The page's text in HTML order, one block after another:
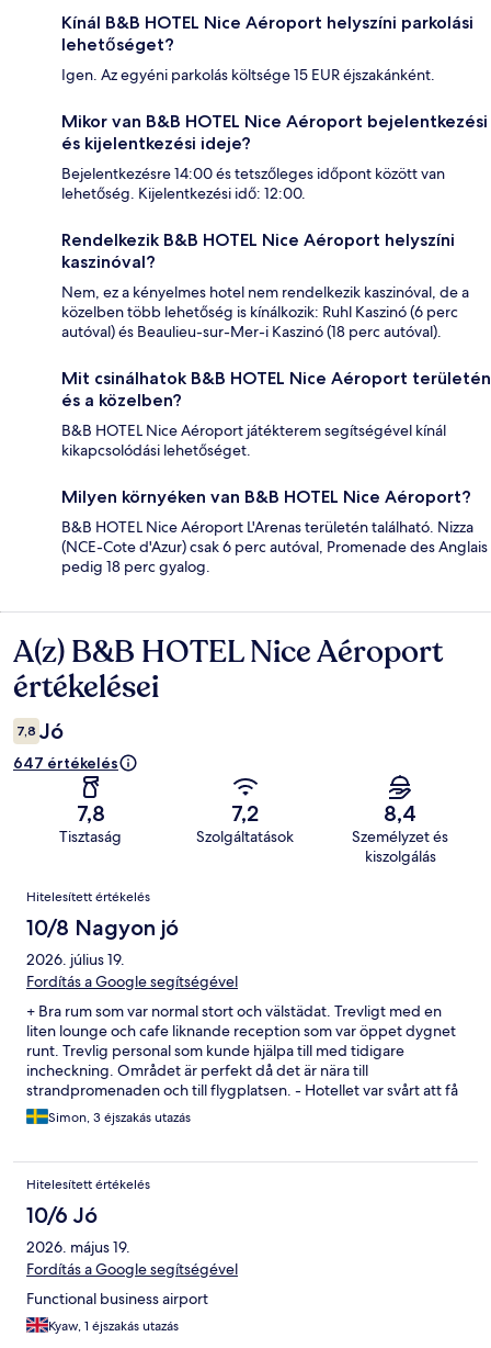
Kínál B&B HOTEL Nice Aéroport helyszíni parkolási
lehetőséget?
Igen. Az egyéni parkolás költsége 15 EUR éjszakánként.
Mikor van B&B HOTEL Nice Aéroport bejelentkezési
és kijelentkezési ideje?
Bejelentkezésre 14:00 és tetszőleges időpont között van
lehetőség. Kijelentkezési idő: 12:00.
Rendelkezik B&B HOTEL Nice Aéroport helyszíni
kaszinóval?
Nem, ez a kényelmes hotel nem rendelkezik kaszinóval, de a
közelben több lehetőség is kínálkozik: Ruhl Kaszinó (6 perc
autóval) és Beaulieu-sur-Mer-i Kaszinó (18 perc autóval).
Mit csinálhatok B&B HOTEL Nice Aéroport területén
és a közelben?
B&B HOTEL Nice Aéroport játékterem segítségével kínál
kikapcsolódási lehetőséget.
Milyen környéken van B&B HOTEL Nice Aéroport?
B&B HOTEL Nice Aéroport L'Arenas területén található. Nizza
(NCE-Cote d'Azur) csak 6 perc autóval, Promenade des Anglais
pedig 18 perc gyalog.
Értékelések
A(z) B&B HOTEL Nice Aéroport
értékelései
7,8 Jó
647 értékelés
7,8
Tisztaság
7,2
Szolgáltatások
8,4
Személyzet és
kiszolgálás
Értékelések
Hitelesített értékelés
10/8 Nagyon jó
2026. július 19.
Fordítás a Google segítségével
+ Bra rum som var normal stort och välstädat. Trevligt med en
liten lounge och cafe liknande reception som var öppet dygnet
runt. Trevlig personal som kunde hjälpa till med tidigare
incheckning. Området är perfekt då det är nära till
strandpromenaden och till flygplatsen. - Hotellet var svårt att få
tag på både via mejl och telefon. Parkeringen är dyr.
Simon, 3 éjszakás utazás
Hitelesített értékelés
10/6 Jó
2026. május 19.
Fordítás a Google segítségével
Functional business airport
Kyaw, 1 éjszakás utazás